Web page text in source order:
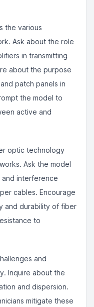
the various
Ask about the role
in transmitting
about the purpose
patch panels in
the model to
active and
optic technology
Ask the model
interference
cables. Encourage
and durability of fiber
to
and
Inquire about the
and dispersion.
mitigate these